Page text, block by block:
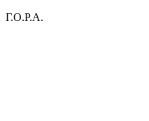
Г.О.Р.А.